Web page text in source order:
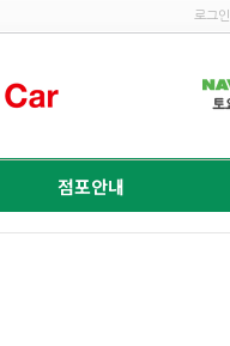
로그인
점포안내